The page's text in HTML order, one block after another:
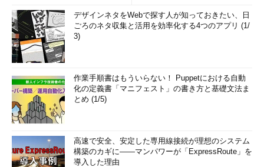
デザインネタをWebで探す人が知っておきたい、日
ごろのネタ収集と活用を効率化する4つのアプリ (1/
3)
作業手順書はもういらない！ Puppetにおける自動
化の定義書「マニフェスト」の書き方と基礎文法ま
とめ (1/5)
高速で安全、安定した専用線接続が理想のシステム
構築のカギに――マンパワーが「ExpressRoute」を
導入した理由